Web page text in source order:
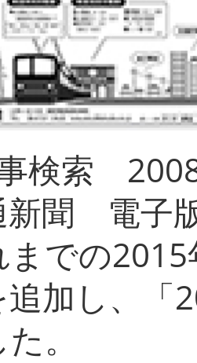
検索
聞 電子
までの
追加し、「
し